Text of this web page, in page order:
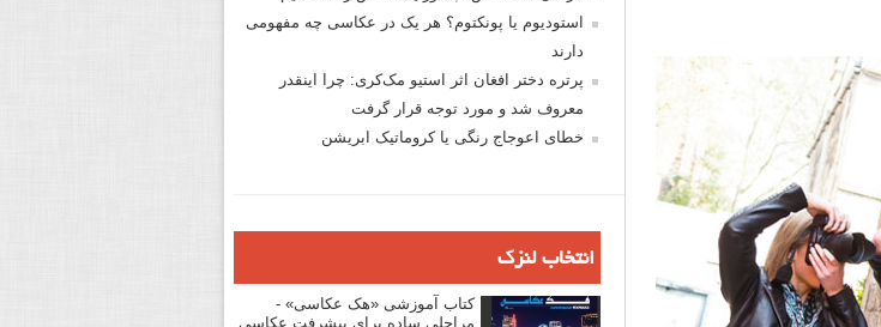
استودیوم یا پونکتوم؟ هر یک در عکاسی چه مفهومی
دارند
پرتره دختر افغان اثر استیو مک‌کری: چرا اینقدر
معروف شد و مورد توجه قرار گرفت
خطای اعوجاج رنگی یا کروماتیک ابریشن
انتخاب لنزک
کتاب آموزشی «هک عکاسی» -
مراحلی ساده برای پیشرفت عکاسی